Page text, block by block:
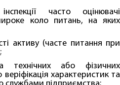
часто оцінювачі
коло питань, на яких
активу (часте питання при
технічних або фізичних
характеристик та